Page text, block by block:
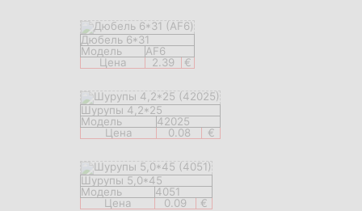
Дюбель 6*31
Модель
AF6
Цена
2.39 €
Шурупы 4,2*25
Модель
42025
Цена
0.08 €
Шурупы 5,0*45
Модель
4051
Цена
0.09 €